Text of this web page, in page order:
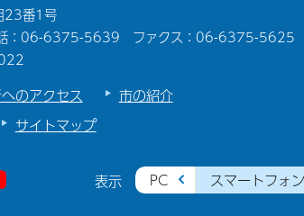
23番1号
話：06-6375-5639 ファクス：06-6375-5625
のアクセス
市の紹介
サイトマップ
表示 PC スマートフォン